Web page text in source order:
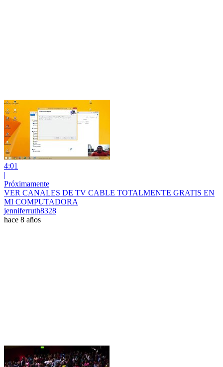
4:01
|
Próximamente
VER CANALES DE TV CABLE TOTALMENTE GRATIS EN
MI COMPUTADORA
jenniferruth8328
hace 8 años